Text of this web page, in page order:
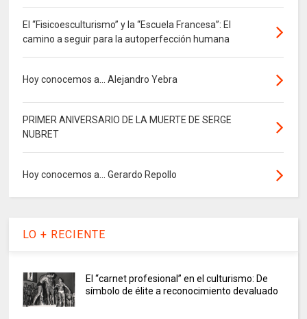
El “Fisicoesculturismo” y la “Escuela Francesa”: El
camino a seguir para la autoperfección humana
Hoy conocemos a... Alejandro Yebra
PRIMER ANIVERSARIO DE LA MUERTE DE SERGE
NUBRET
Hoy conocemos a... Gerardo Repollo
LO + RECIENTE
El “carnet profesional” en el culturismo: De
símbolo de élite a reconocimiento devaluado